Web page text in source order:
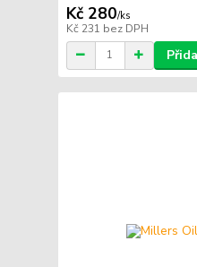
Kč 280/ks
Kč 231 bez DPH